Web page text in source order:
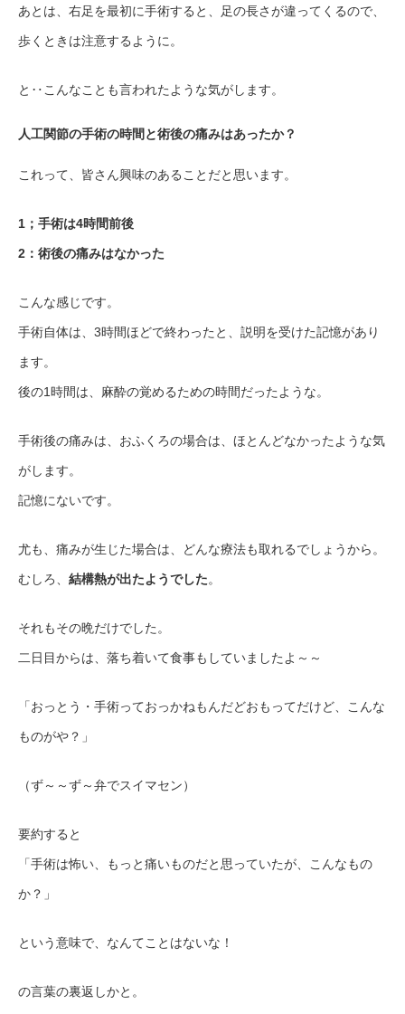
あとは、右足を最初に手術すると、足の長さが違ってくるので、
歩くときは注意するように。
と‥こんなことも言われたような気がします。
人工関節の手術の時間と術後の痛みはあったか？
これって、皆さん興味のあることだと思います。
1；手術は4時間前後
2：術後の痛みはなかった
こんな感じです。
手術自体は、3時間ほどで終わったと、説明を受けた記憶があり
ます。
後の1時間は、麻酔の覚めるための時間だったような。
手術後の痛みは、おふくろの場合は、ほとんどなかったような気
がします。
記憶にないです。
尤も、痛みが生じた場合は、どんな療法も取れるでしょうから。
むしろ、 結構熱が出たようでした。
それもその晩だけでした。
二日目からは、落ち着いて食事もしていましたよ～～
「おっとう・手術っておっかねもんだどおもってだけど、こんな
ものがや？」
（ず～～ず～弁でスイマセン）
要約すると
「手術は怖い、もっと痛いものだと思っていたが、こんなもの
か？」
という意味で、なんてことはないな！
の言葉の裏返しかと。